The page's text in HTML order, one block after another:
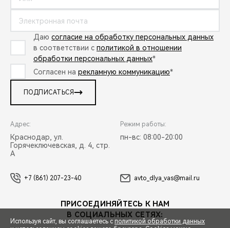
Даю согласие на обработку персональных данных
в соответствии с политикой в отношении
обработки персональных данных*
Согласен на рекламную коммуникацию*
ПОДПИСАТЬСЯ
Адрес:
Краснодар, ул.
Горячеключевская, д. 4, стр.
А
Режим работы:
пн-вс: 08:00-20:00
+7 (861) 207-23-40 avto_dlya_vas@mail.ru
ПРИСОЕДИНЯЙТЕСЬ К НАМ
В СОЦИАЛЬНЫХ СЕТЯХ:
Используя сайт, вы соглашаетесь с политикой обработки данных